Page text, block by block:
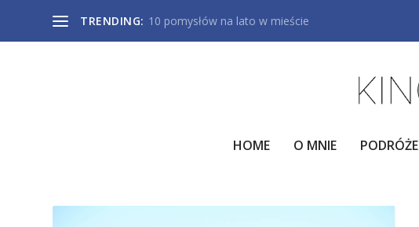
TRENDING: 10 pomysłów na lato w mieście
HOME O MNIE PODRÓŻE